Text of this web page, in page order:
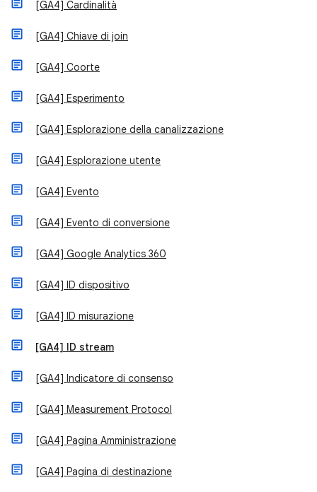
[GA4] Cardinalità
[GA4] Chiave di join
[GA4] Coorte
[GA4] Esperimento
[GA4] Esplorazione della canalizzazione
[GA4] Esplorazione utente
[GA4] Evento
[GA4] Evento di conversione
[GA4] Google Analytics 360
[GA4] ID dispositivo
[GA4] ID misurazione
[GA4] ID stream
[GA4] Indicatore di consenso
[GA4] Measurement Protocol
[GA4] Pagina Amministrazione
[GA4] Pagina di destinazione